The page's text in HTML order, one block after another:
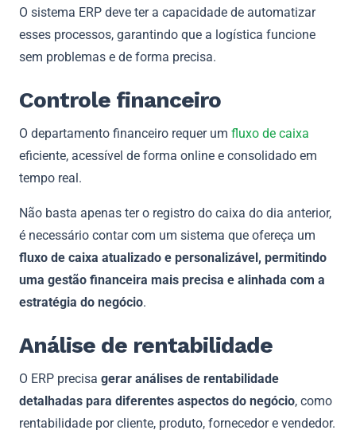
O sistema ERP deve ter a capacidade de automatizar
esses processos, garantindo que a logística funcione
sem problemas e de forma precisa.
Controle financeiro
O departamento financeiro requer um fluxo de caixa
eficiente, acessível de forma online e consolidado em
tempo real.
Não basta apenas ter o registro do caixa do dia anterior,
é necessário contar com um sistema que ofereça um
fluxo de caixa atualizado e personalizável, permitindo
uma gestão financeira mais precisa e alinhada com a
estratégia do negócio.
Análise de rentabilidade
O ERP precisa gerar análises de rentabilidade
detalhadas para diferentes aspectos do negócio, como
rentabilidade por cliente, produto, fornecedor e vendedor.